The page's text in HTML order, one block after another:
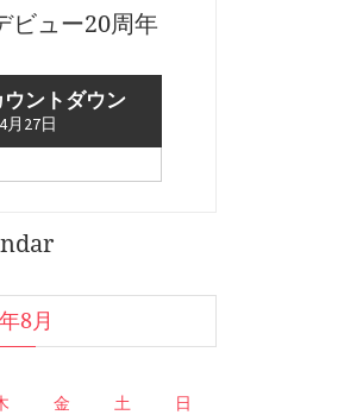
ビュー20周年
ントダウン
月27日
8月
金 土 日